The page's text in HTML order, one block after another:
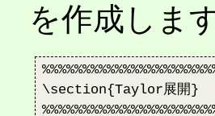
を作成します
\section{Taylor展開}